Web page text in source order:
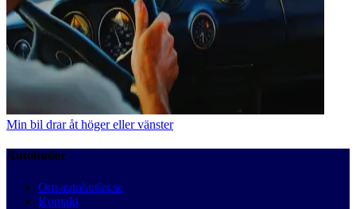
Min bil drar åt höger eller vänster
Autobutler
Om autobutler.se
Kontakt